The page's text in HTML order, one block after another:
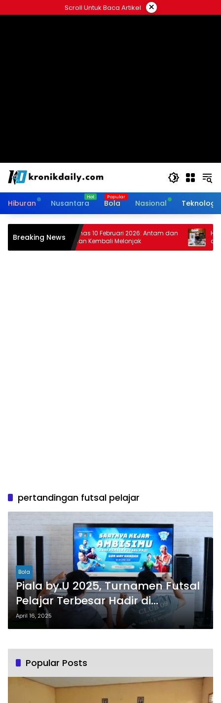
ke
Scroll Untuk Baca Artikel ×
Hiburan Nusantara Bola Nasional Teknologi
Breaking News
Harga Emas 10 Februari 2026: Antam dan
Pegadaian Kembali Melonjak
Harga
dan
pertandingan futsal pelajar
Bola
Piala by.U 2025, Turnamen Futsal
Pelajar Terbesar Hadir di
Lampung
April 16, 2025
Popular Posts